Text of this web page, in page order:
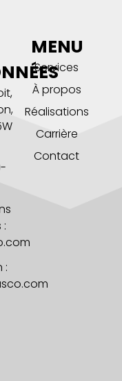
:
MENU
Services
À propos
Réalisations
Carrière
Contact